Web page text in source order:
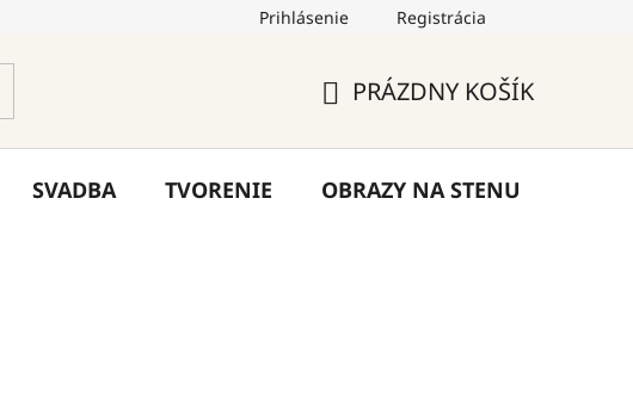
Hodnotenie obchodu Blog Kontakty
Prihlásenie Registrácia
KOŠÍK
PRÁZDNY KOŠÍK
SVADBA TVORENIE OBRAZY NA STENU